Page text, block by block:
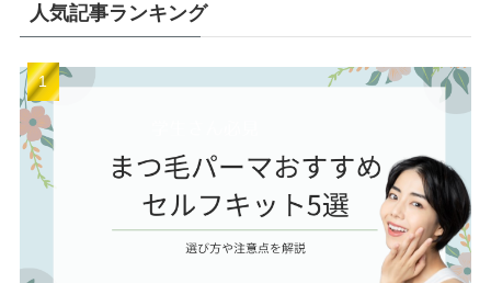
人気記事ランキング